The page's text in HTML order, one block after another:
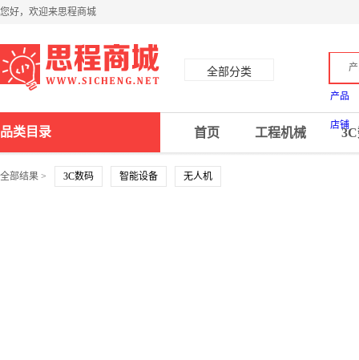
您好，欢迎来思程商城
全部分类
产品
店铺
品类目录 首页 工程机械
全部结果 > 3C数码 智能设备 无人机